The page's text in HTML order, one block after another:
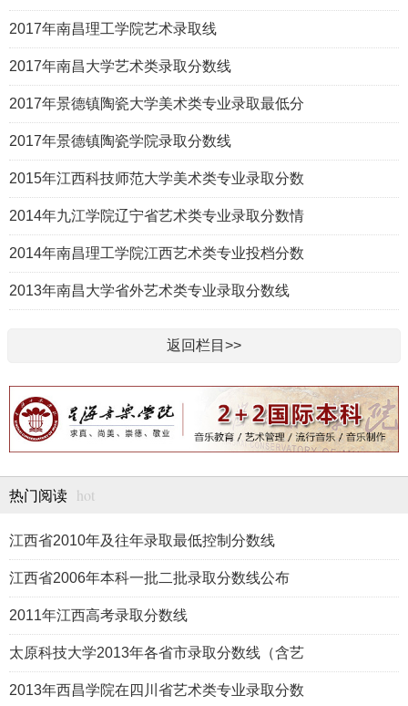
2017年南昌理工学院艺术录取线
2017年南昌大学艺术类录取分数线
2017年景德镇陶瓷大学美术类专业录取最低分
2017年景德镇陶瓷学院录取分数线
2015年江西科技师范大学美术类专业录取分数
2014年九江学院辽宁省艺术类专业录取分数情
2014年南昌理工学院江西艺术类专业投档分数
2013年南昌大学省外艺术类专业录取分数线
返回栏目>>
热门阅读 hot
江西省2010年及往年录取最低控制分数线
江西省2006年本科一批二批录取分数线公布
2011年江西高考录取分数线
太原科技大学2013年各省市录取分数线（含艺
2013年西昌学院在四川省艺术类专业录取分数